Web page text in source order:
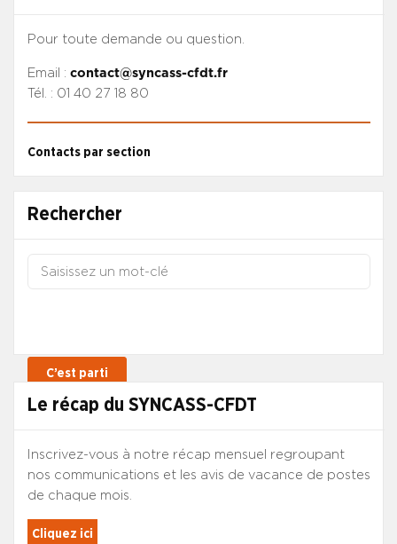
Pour toute demande ou question.
Email : contact@syncass-cfdt.fr
Tél. : 01 40 27 18 80
Contacts par section
Rechercher
Le récap du SYNCASS-CFDT
Inscrivez-vous à notre récap mensuel regroupant
nos communications et les avis de vacance de postes
de chaque mois.
Cliquez ici